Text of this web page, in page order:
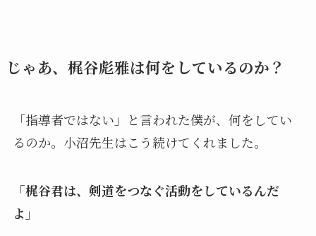
じゃあ、梶谷彪雅は何をしているのか？
「指導者ではない」と言われた僕が、何をしてい
るのか。小沼先生はこう続けてくれました。
「梶谷君は、剣道をつなぐ活動をしているんだ
よ」